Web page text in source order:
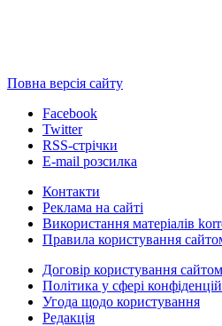
Повна версія сайту
Facebook
Twitter
RSS-стрічки
E-mail розсилка
Контакти
Реклама на сайті
Використання матеріалів
Правила користування
Договір користування сайтом
Політика у сфері
Угода щодо користування
Редакція